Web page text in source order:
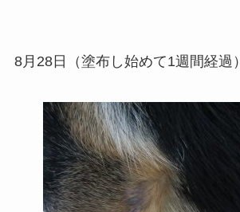
8月28日（塗布し始めて1週間経過）